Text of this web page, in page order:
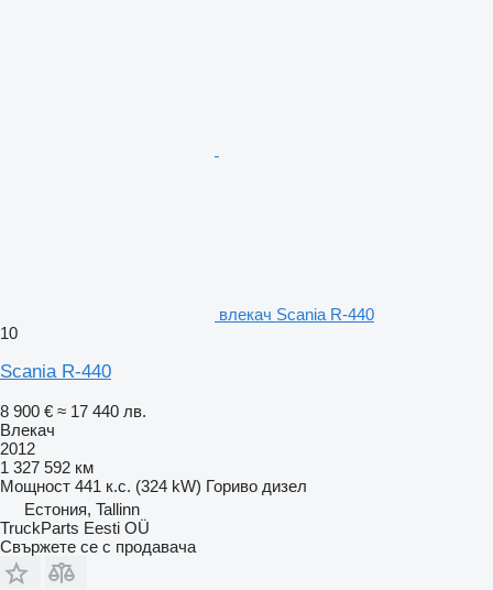
влекач Scania R-440
10
Scania R-440
8 900 € ≈ 17 440 лв.
Влекач
2012
1 327 592 км
Мощност 441 к.с. (324 kW) Гориво дизел
Естония, Tallinn
TruckParts Eesti OÜ
Свържете се с продавача